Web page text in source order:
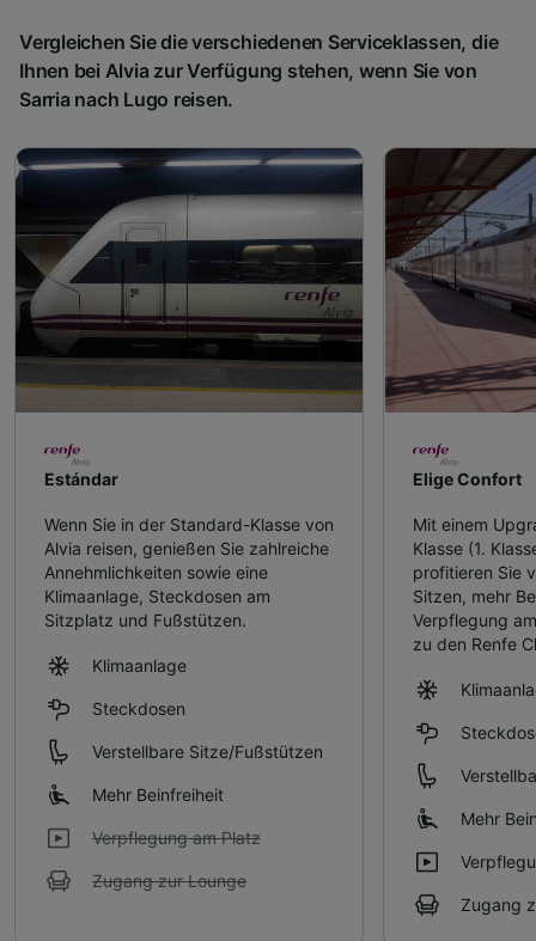
Vergleichen Sie die verschiedenen Serviceklassen, die
Ihnen bei Alvia zur Verfügung stehen, wenn Sie von
Sarria nach Lugo reisen.
Estándar
Wenn Sie in der Standard-Klasse von
Alvia reisen, genießen Sie zahlreiche
Annehmlichkeiten sowie eine
Klimaanlage, Steckdosen am
Sitzplatz und Fußstützen.
Klimaanlage
Steckdosen
Verstellbare Sitze/Fußstützen
Mehr Beinfreiheit
Verpflegung am Platz
Zugang zur Lounge
Elige Confort
Mit einem
Klasse (1.
profitieren Sie
Sitzen, mehr
Verpflegung
zu den Renfe
Mehr
Zugang